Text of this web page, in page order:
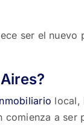
ser el
local,
a ser